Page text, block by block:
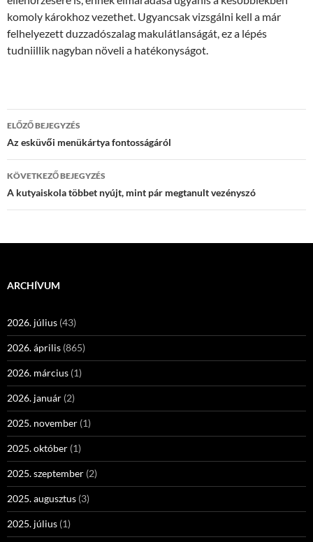
komoly károkhoz vezethet. Ugyancsak vizsgálni kell a már
felhelyezett duzzadószalag makulátlanságát, ez a lépés
tudniillik nagyban növeli a hatékonyságot.
Bejegyzés
navigáció
ELŐZŐ BEJEGYZÉS
Az esküvői menükártya fontosságáról
KÖVETKEZŐ BEJEGYZÉS
A kutyaiskola többet nyújt, mint pár megtanult vezényszó
ARCHÍVUM
2026. július (43)
2026. április (865)
2026. március (1)
2026. január (2)
2025. november (1)
2025. október (1)
2025. szeptember (2)
2025. augusztus (3)
2025. július (1)